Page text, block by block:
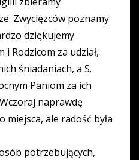
Zwycięzców poznamy
dziękujemy
Rodzicom za udział,
śniadaniach, a S.
Paniom za ich
naprawdę
miejsca, ale radość była
potrzebujących,